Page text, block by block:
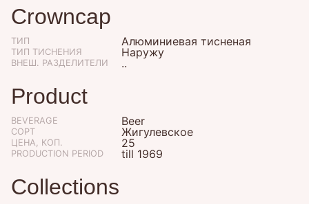
Crowncap
ТИП Алюминиевая тисненая
ТИП ТИСНЕНИЯ Наружу
ВНЕШ. РАЗДЕЛИТЕЛИ ..
Product
BEVERAGE Beer
СОРТ Жигулевское
ЦЕНА, КОП. 25
PRODUCTION PERIOD till 1969
Collections